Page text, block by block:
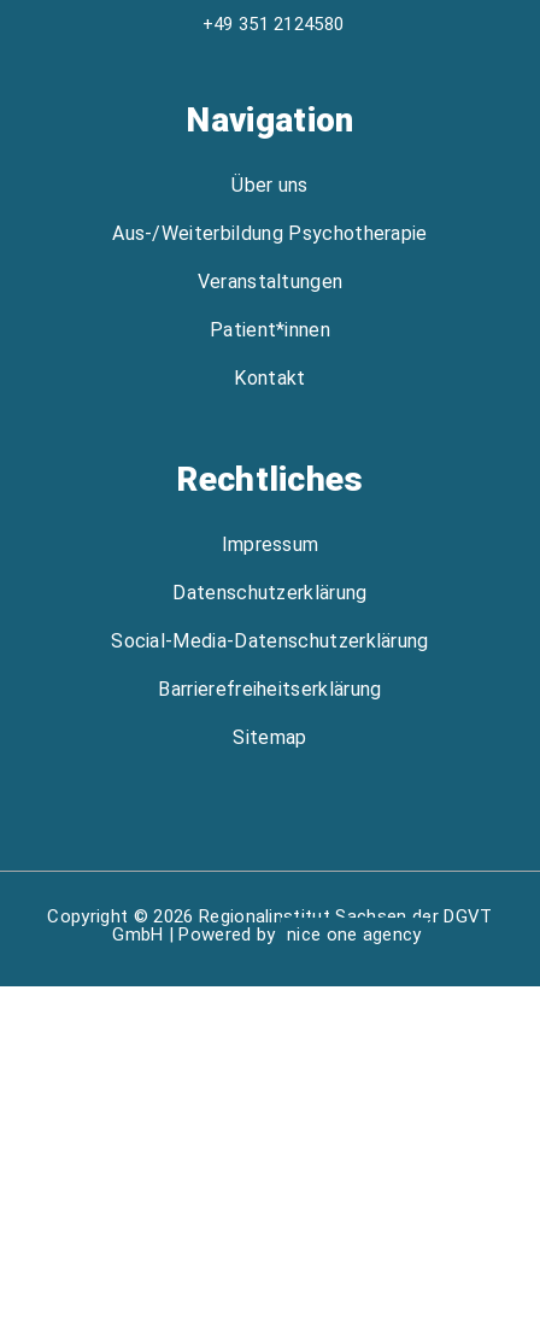
+49 351 2124580
Navigation
Über uns
Aus-/Weiterbildung Psychotherapie
Veranstaltungen
Patient*innen
Kontakt
Rechtliches
Impressum
Datenschutzerklärung
Social-Media-Datenschutzerklärung
Barrierefreiheitserklärung
Sitemap
Copyright © 2026 Regionalinstitut Sachsen der DGVT
GmbH | Powered by nice one agency